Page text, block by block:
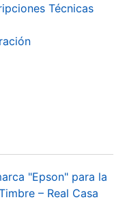
Técnicas
"Epson" para la
– Real Casa